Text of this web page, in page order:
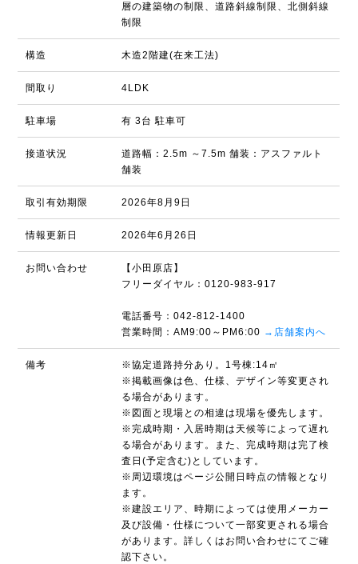
層の建築物の制限、道路斜線制限、北側斜線
制限
構造 木造2階建(在来工法)
間取り 4LDK
駐車場 有 3台 駐車可
接道状況
道路幅：2.5m ～7.5m 舗装：アスファルト
舗装
取引有効期限 2026年8月9日
情報更新日 2026年6月26日
お問い合わせ
【小田原店】
フリーダイヤル：0120-983-917
電話番号：042-812-1400
営業時間：AM9:00～PM6:00 →店舗案内へ
備考
※協定道路持分あり。1号棟:14㎡
※掲載画像は色、仕様、デザイン等変更され
る場合があります。
※図面と現場との相違は現場を優先します。
※完成時期・入居時期は天候等によって遅れ
る場合があります。また、完成時期は完了検
査日(予定含む)としています。
※周辺環境はページ公開日時点の情報となり
ます。
※建設エリア、時期によっては使用メーカー
及び設備・仕様について一部変更される場合
があります。詳しくはお問い合わせにてご確
認下さい。